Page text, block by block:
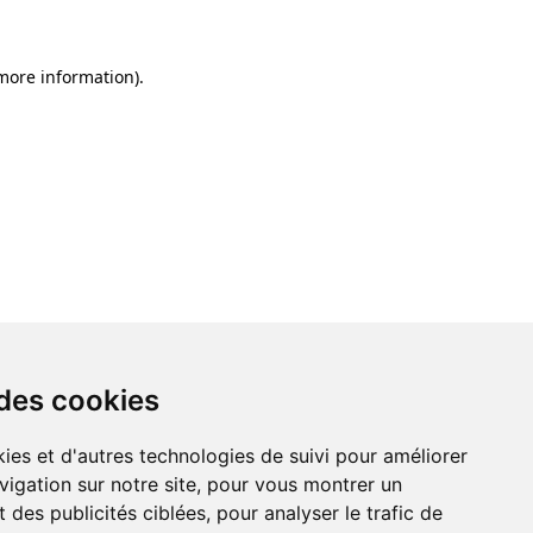
cookies
et d'autres technologies de suivi pour améliorer
sur notre site, pour vous montrer un
des publicités ciblées, pour analyser le trafic de
information).